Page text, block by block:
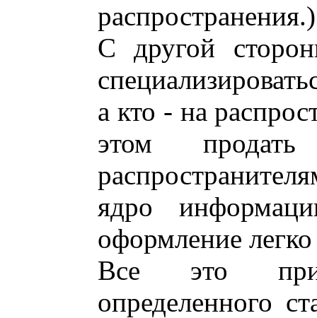
распространения.)
С другой
а кто - на
этом
ядро
оформление
Все это
определенного